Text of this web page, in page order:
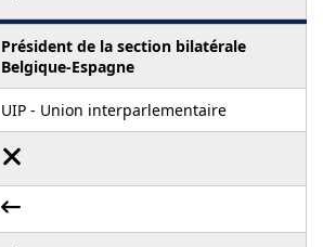
Président de la section bilatérale
Belgique-Espagne
UIP - Union interparlementaire